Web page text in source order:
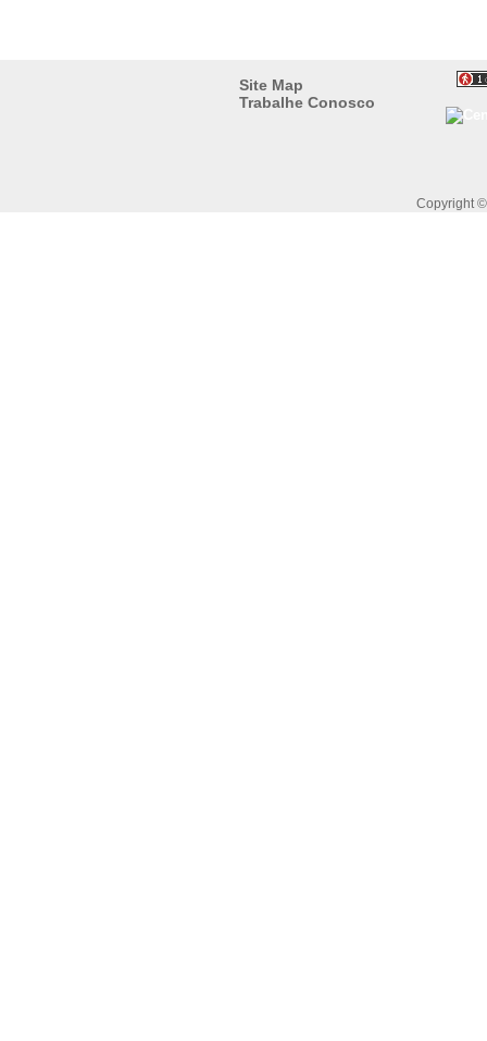
Copyright
Site Map
Trabalhe Conosco